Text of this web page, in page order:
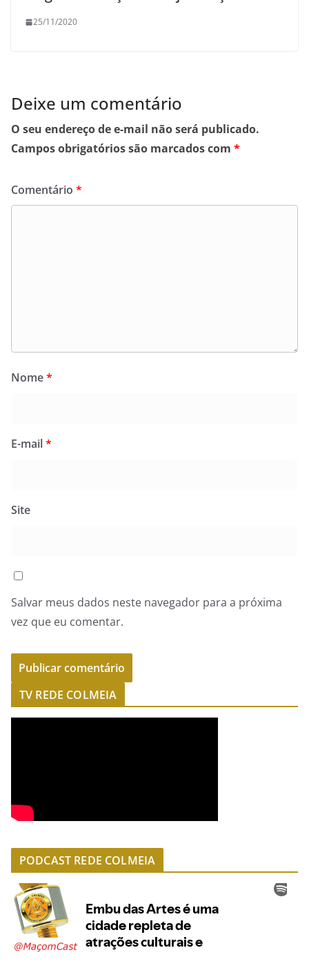
25/11/2020
Deixe um comentário
O seu endereço de e-mail não será publicado.
Campos obrigatórios são marcados com *
Comentário *
Nome*
E-mail*
Site
Salvar meus dados neste navegador para a próxima
vez que eu comentar.
TV REDE COLMEIA
PODCAST REDE COLMEIA